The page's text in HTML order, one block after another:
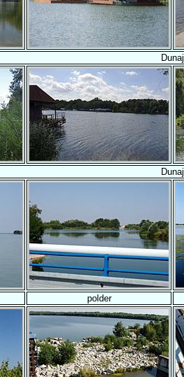
Dunaj
Dunaj
polder